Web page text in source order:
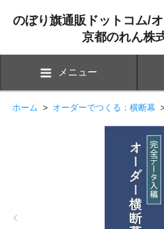
のぼり旗通販ドットコム/
京都のれん株
メニュー
ホーム > オーダーでつくる：横断幕